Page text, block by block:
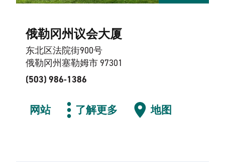
俄勒冈州议会大厦
东北区法院街900号
俄勒冈州塞勒姆市 97301
(503) 986-1386
网站 了解更多 地图